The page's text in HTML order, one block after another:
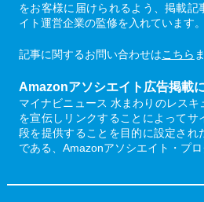
をお客様に届けられるよう、掲載
イト運営企業の監修を入れています。
記事に関するお問い合わせはこちら
Amazonアソシエイト広告掲載
マイナビニュース 水まわりのレス
を宣伝しリンクすることによって
段を提供することを目的に設定され
である、Amazonアソシエイト・プロ